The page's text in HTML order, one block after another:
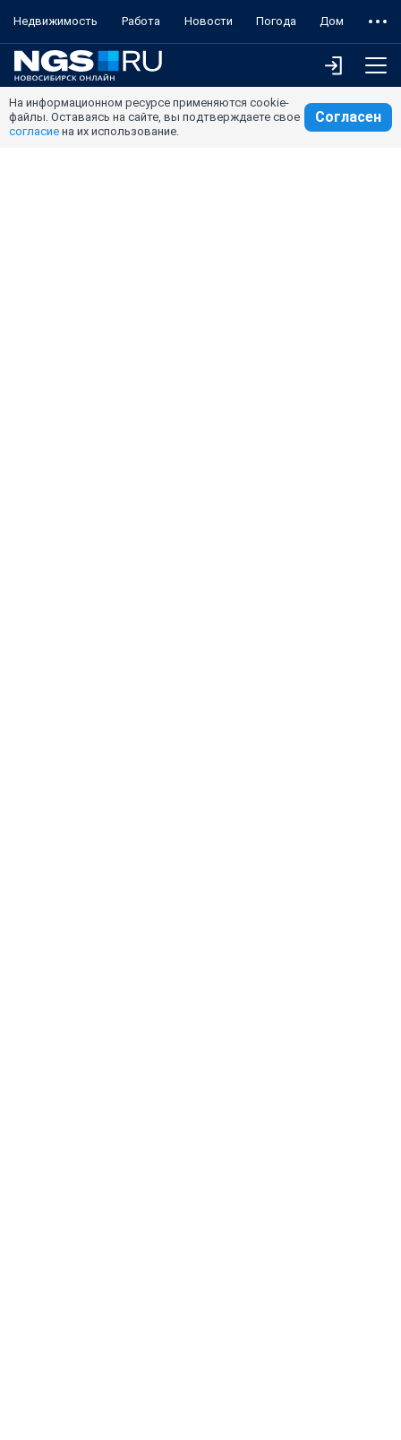
Недвижимость Работа Новости Погода Дом
На информационном ресурсе применяются cookie-
файлы. Оставаясь на сайте, вы подтверждаете свое
согласие на их использование.
Согласен